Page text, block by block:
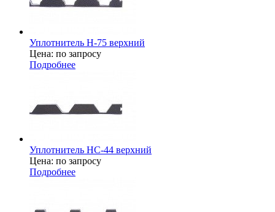
Уплотнитель Н-75 верхний
Цена: по запросу
Подробнее
Уплотнитель НС-44 верхний
Цена: по запросу
Подробнее